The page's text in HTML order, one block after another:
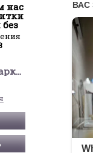
нас
Треер Гера Марксовна